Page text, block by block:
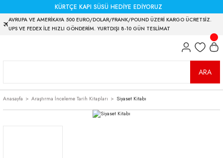
KÜRTÇE KAPI SÜSÜ HEDİYE EDİYORUZ
AVRUPA VE AMERİKAYA 500 EURO/DOLAR/FRANK/POUND ÜZERİ KARGO ÜCRETSİZ.
UPS VE FEDEX İLE HIZLI GÖNDERİM. YURTDIŞI 8-10 GÜN TESLİMAT
ARA
Anasayfa Araştırma İnceleme Tarih Kitapları Siyaset Kitabı